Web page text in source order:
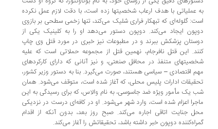
عملیاتی با هدف ارعاب شخصیتها زده است، با دقت لازم عمل نکرده
گلوله‌ای که تبهکار فراری شلیک می‌کند، تنها زخمی سطحی بر بازوی
ایجاد می‌کند. دوپون دستور می‌دهد او را به کلینیک یکی از
پزشکش ببرند و در مطبوعات نیز خبری در مورد قتل وی چاپ
این قتل نافرجام، نهمین قتل از مجموعه حملاتی است که علیه
متنفذ در محافل صنعتی، و نیز آنانی که دارای کارکردهای
اقتصادی – سیاسی هستند، صورت می‌گیرد. بنا به دستور وزیر کشور،
ادارات پلیس محلی، که آغاز شده است، متوقف می‌شود. همان
یک مأمور ویژه ضد جاسوسی،‌ به نام والاس،‌ که برای رسیدگی به این
اعزام شده است، وارد شهر می‌شود. او در کافه‌ای درست در نزدیکی
جنایت اتاقی اجاره می‌کند. صبح روز بعد،‌ بدون آنکه از اقدام
دوپون خبر داشته باشد، تحقیقاتش را آغاز می‌کند.